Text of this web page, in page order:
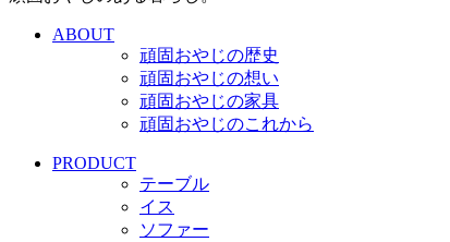
ABOUT
頑固おやじの歴史
頑固おやじの想い
頑固おやじの家具
頑固おやじのこれから
PRODUCT
テーブル
イス
ソファー